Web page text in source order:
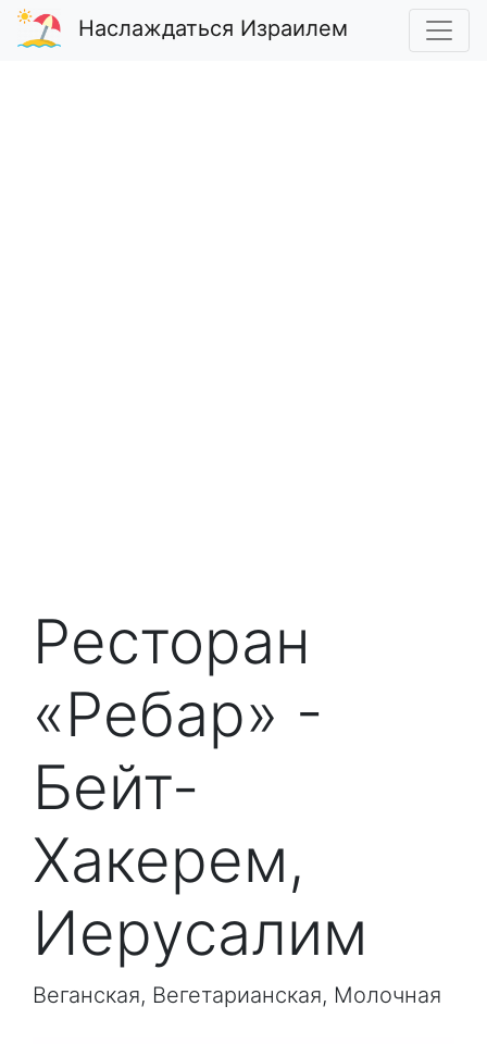
Наслаждаться Израилем
Ресторан
«Ребар» -
Бейт-
Хакерем,
Иерусалим
Веганская, Вегетарианская, Молочная